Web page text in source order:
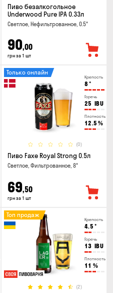
Пиво безалкогольное
Underwood Pure IPA 0.33л
Светлое, Нефильтрованное, 0.5°
90,00
грн за 1 шт
Крепость
8 °
Горечь
25 IBU
Плотность
12.5 %
(0)
Только онлайн
Пиво Faxe Royal Strong 0.5л
Светлое, Фильтрованное, 8°
69,50
грн за 1 шт
Крепость
4.5 °
Горечь
13 IBU
Плотность
11 %
(2)
Топ продаж